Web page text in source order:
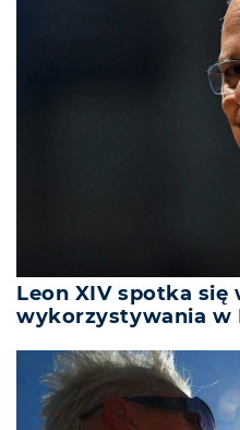
Leon XIV spotka
wykorzystywania w